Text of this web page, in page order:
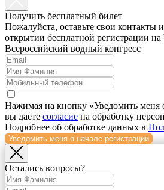
Получить бесплатный билет
Пожалуйста, оставьте свои контакты
открытии бесплатной регистрации на
Всероссийский водный конгресс
Нажимая на кнопку «Уведомить меня
вы даете согласие на обработку
Подробнее об обработке данных в
Уведомить меня о начале регистрации
Остались вопросы?